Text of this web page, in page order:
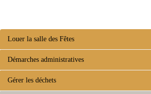
Louer la salle des Fêtes
Démarches administratives
Gérer les déchets